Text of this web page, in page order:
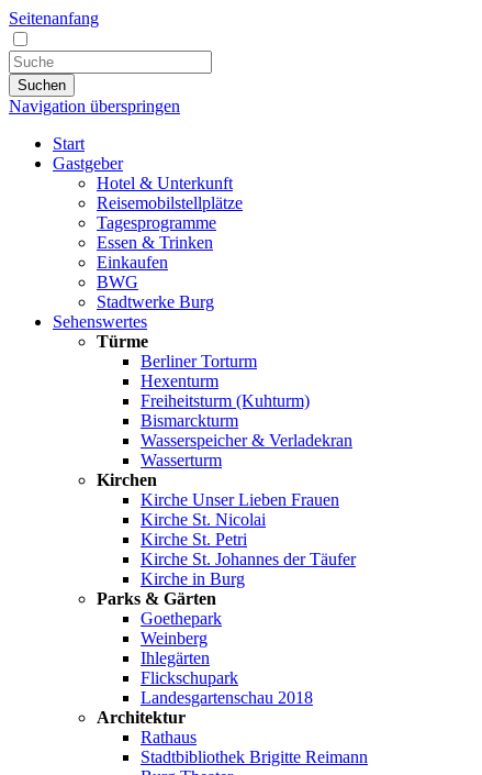
Seitenanfang
Suchen
Navigation überspringen
Start
Gastgeber
Hotel & Unterkunft
Reisemobilstellplätze
Tagesprogramme
Essen & Trinken
Einkaufen
BWG
Stadtwerke Burg
Sehenswertes
Türme
Berliner Torturm
Hexenturm
Freiheitsturm (Kuhturm)
Bismarckturm
Wasserspeicher & Verladekran
Wasserturm
Kirchen
Kirche Unser Lieben Frauen
Kirche St. Nicolai
Kirche St. Petri
Kirche St. Johannes der Täufer
Kirche in Burg
Parks & Gärten
Goethepark
Weinberg
Ihlegärten
Flickschupark
Landesgartenschau 2018
Architektur
Rathaus
Stadtbibliothek Brigitte Reimann